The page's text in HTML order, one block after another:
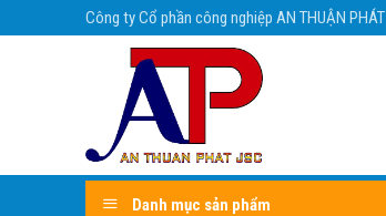
Công ty Cổ phần công nghiệp AN THUẬN PHÁT
Danh mục sản phẩm